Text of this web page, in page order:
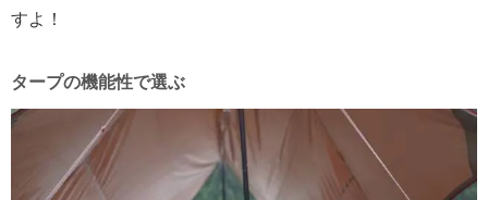
すよ！
タープの機能性で選ぶ